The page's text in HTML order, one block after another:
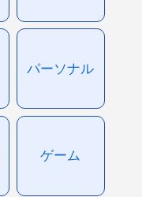
パーソナル
ゲーム